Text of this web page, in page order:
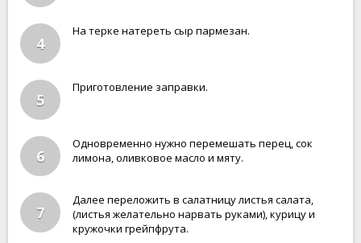
4
На терке натереть сыр пармезан.
5
Приготовление заправки.
6
Одновременно нужно перемешать перец, сок
лимона, оливковое масло и мяту.
7
Далее переложить в салатницу листья салата,
(листья желательно нарвать руками), курицу и
кружочки грейпфрута.